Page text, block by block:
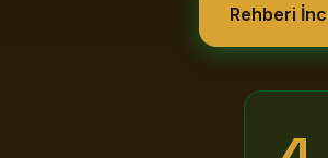
Rehberi